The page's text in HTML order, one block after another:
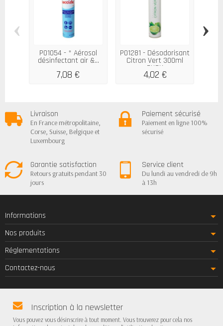
P01054 - * Aérosol
désinfectant air &...
7,08 €
P01281 - Désodorisant
Citron Vert 300ml
PUCK
4,02 €
‹ ›
Livraison
En France métropolitaine,
Corse, Suisse, Belgique et
Luxembourg
Paiement sécurisé
Paiement en ligne 100%
sécurisé
Garantie satisfaction
Retours gratuits pendant 30
jours
Service client
Du lundi au vendredi de 9h
à 13h
Informations
Nos produits
Réglementations
Contactez-nous
Inscription à la newsletter
Vous pouvez vous désinscrire à tout moment. Vous trouverez pour cela nos